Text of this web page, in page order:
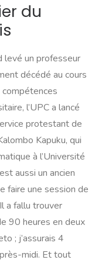
du
levé un professeur
décédé au cours
compétences
l’UPC a lancé
protestant de
Kapuku, qui
à l’Université
aussi un ancien
faire une session de
a fallu trouver
90 heures en deux
; j’assurais 4
midi. Et tout